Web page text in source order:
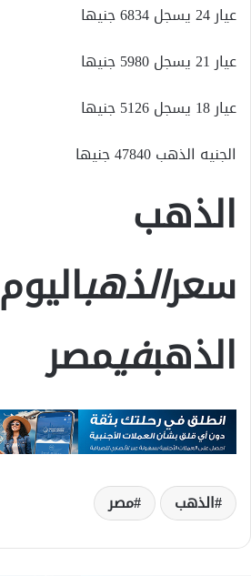
عيار 24 يسجل 6834 جنيها
عيار 21 يسجل 5980 جنيها
عيار 18 يسجل 5126 جنيها
الجنيه الذهب 47840 جنيها
الذهب
سعرالذهباليوم
الذهبفيمصر
الذهب مصر